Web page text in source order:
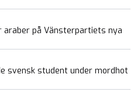
på Vänsterpartiets nya
svensk student under mordhot